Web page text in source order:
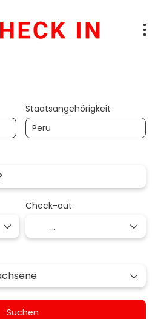
Staatsangehörigkeit
Check-out
Suchen